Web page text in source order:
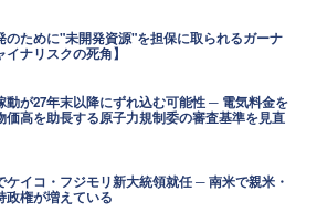
のために"未開発資源"を担保に取られるガーナ
ナリスクの死角】
動が27年末以降にずれ込む可能性 ─ 電気料金を
価高を助長する原子力規制委の審査基準を見直
ケイコ・フジモリ新大統領就任 ─ 南米で親米・
政権が増えている